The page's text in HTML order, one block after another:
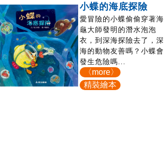
小蝶的海底探險
愛冒險的小蝶偷偷穿著海
龜大師發明的潛水泡泡
衣，到深海探險去了，深
海的動物友善嗎？小蝶會
發生危險嗎...
〈more〉
精裝繪本